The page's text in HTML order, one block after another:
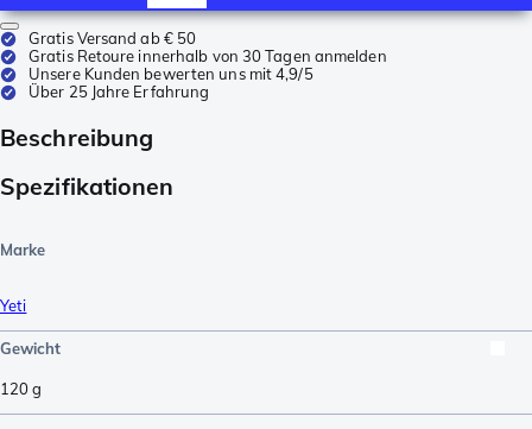
Gratis Versand ab € 50
Gratis Retoure innerhalb von 30 Tagen anmelden
Unsere Kunden bewerten uns mit 4,9/5
Über 25 Jahre Erfahrung
Beschreibung
Spezifikationen
Marke
Yeti
Gewicht
120g